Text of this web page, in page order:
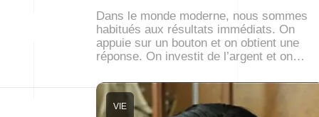
Dans le monde moderne, nous sommes
habitués aux résultats immédiats. On
appuie sur un bouton et on obtient une
réponse. On investit de l’argent et on…
VIE